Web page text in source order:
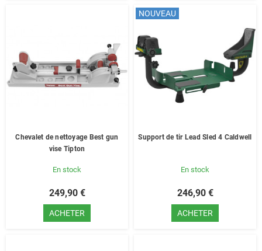
Chevalet de nettoyage Best gun
vise Tipton
En stock
249,90 €
ACHETER
NOUVEAU
Support de tir Lead Sled 4 Caldwell
En stock
246,90 €
ACHETER